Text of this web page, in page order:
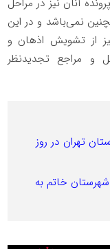
نمی‌باشد و در این
از تشویش اذهان و
و مراجع تجدیدنظر
تهران در روز
خاتم به